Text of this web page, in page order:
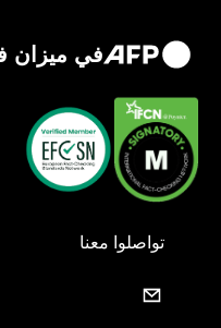
في ميزان
تواصلوا معنا